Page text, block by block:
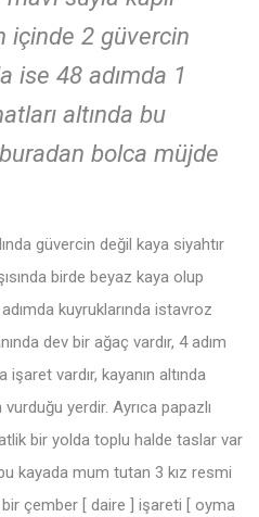
içinde 2 güvercin
ise 48 adımda 1
altında bu
buradan bolca müjde
güvercin değil kaya siyahtır
birde beyaz kaya olup
kuyruklarında istavroz
dev bir ağaç vardır, 4 adım
vardır, kayanın altında
yerdir. Ayrıca papazlı
bir yolda toplu halde taslar var
kayada mum tutan 3 kız resmi
çember [ daire ] işareti [ oyma